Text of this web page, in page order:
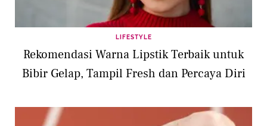
LIFESTYLE
Rekomendasi Warna Lipstik Terbaik untuk
Bibir Gelap, Tampil Fresh dan Percaya Diri